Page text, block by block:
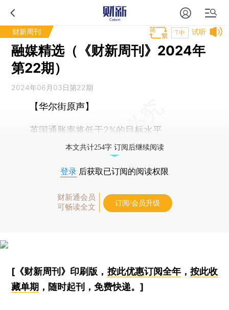
财新周刊 试听
T中
融媒精选（《财新周刊》2024年
第22期）
2024年06月03日第22期
【华尔街原声】
英国通胀率将低于2%的目标水平
本文共计254字 订阅后继续阅读
登录 后获取已订阅的阅读权限
财新通会员
可畅读全文
订阅/会员升级
[《财新周刊》印刷版， 按此优惠订阅全年， 按此收
藏单期 ，随时起刊，免费快递。]